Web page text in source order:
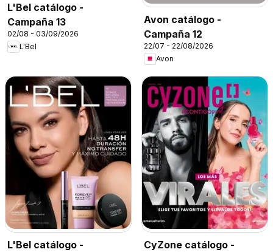
L'Bel catálogo -
Campaña 13
02/08 - 03/09/2026
L'Bel
Avon catálogo -
Campaña 12
22/07 - 22/08/2026
Avon
L'Bel catálogo -
CyZone catálogo -